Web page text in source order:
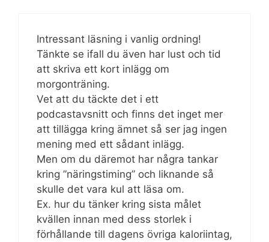
Intressant läsning i vanlig ordning!
Tänkte se ifall du även har lust och tid
att skriva ett kort inlägg om
morgonträning.
Vet att du täckte det i ett
podcastavsnitt och finns det inget mer
att tillägga kring ämnet så ser jag ingen
mening med ett sådant inlägg.
Men om du däremot har några tankar
kring ”näringstiming” och liknande så
skulle det vara kul att läsa om.
Ex. hur du tänker kring sista målet
kvällen innan med dess storlek i
förhållande till dagens övriga kaloriintag,